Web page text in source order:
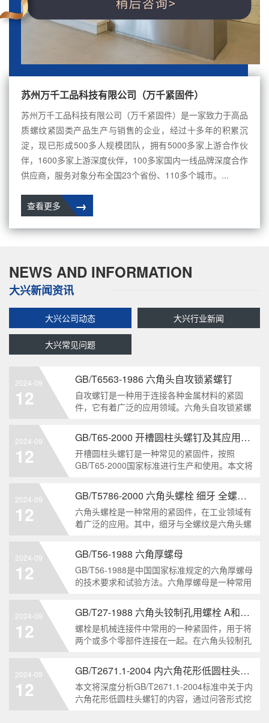
苏州万千工品科技有限公司（万千紧固件）
苏州万千工品科技有限公司（万千紧固件）是一家致力于高品
质螺纹紧固类产品生产与销售的企业，经过十多年的积累沉
淀，现已形成500多人规模团队，拥有5000多家上游合作伙
伴，1600多家上游深度伙伴，100多家国内一线品牌深度合作
供应商，服务对象分布全国23个省份、110多个城市。...
→
查看更多
NEWS AND INFORMATION
大兴新闻资讯
大兴公司动态 大兴行业新闻
大兴常见问题
2024-09
12
GB/T6563-1986 六角头自攻锁紧螺钉
自攻螺钉是一种用于连接各种金属材料的紧固
件，它有着广泛的应用领域。六角头自攻锁紧螺
标准。本文将深度分析这种螺钉的特点、应用以
及制造要求等相关知识点，为读者提供全面的了
解。1. 六角头自
2024-09
12
GB/T65-2000 开槽圆柱头螺钉及其应用领域
开槽圆柱头螺钉是一种常见的紧固件，按照
GB/T65-2000国家标准进行生产和使用。本文将
领域，帮助读者更好地了解和应用该种螺钉。什
么是GB/T65-2000 开槽圆柱头螺钉？GB/T65-
200
2024-09
12
GB/T5786-2000 六角头螺栓 细牙 全螺纹——工业重要性和特点
六角头螺栓是一种常用的紧固件，在工业领域有
着广泛的应用。其中，细牙与全螺纹是六角头螺
两个方面，对GB/T5786-2000标准下的六角头螺
栓 细牙 全螺纹进行深度分析和知识挖掘。什么
是GB/T57
2024-09
12
GB/T56-1988 六角厚螺母
GB/T56-1988是中国国家标准规定的六角厚螺母
的技术要求和试验方法。六角厚螺母是一种常用
用于需要更大的力矩和耐久性的紧固装配。六角
厚螺母的材料和制造工艺六角厚螺母通常由低碳
钢、中碳钢或合金钢
2024-09
12
GB/T27-1988 六角头铰制孔用螺栓 A和B级
螺栓是机械连接件中常用的一种紧固件，用于将
两个或多个零部件连接在一起。在六角头铰制孔
级和B级两种。下面我们来分析一下这两种级别
的螺栓有哪些区别。1. A级和B级的定义和标准
有什么不同?A级和B级是
2024-09
12
GB/T2671.1-2004 内六角花形低圆柱头螺钉
本文将深度分析GB/T2671.1-2004标准中关于内
六角花形低圆柱头螺钉的内容，通过问答形式挖